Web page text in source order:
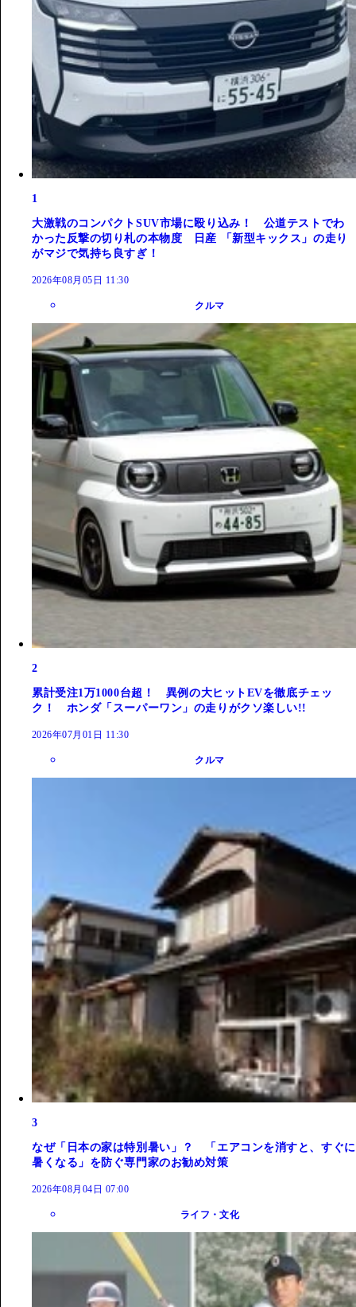
1
大激戦のコンパクトSUV市場に殴り込み！ 公道テストでわ
かった反撃の切り札の本物度 日産 「新型キックス」の走り
がマジで気持ち良すぎ！
2026年08月05日 11:30
クルマ
2
累計受注1万1000台超！ 異例の大ヒットEVを徹底チェッ
ク！ ホンダ「スーパーワン」の走りがクソ楽しい!!
2026年07月01日 11:30
クルマ
3
なぜ「日本の家は特別暑い」？ 「エアコンを消すと、すぐに
暑くなる」を防ぐ専門家のお勧め対策
2026年08月04日 07:00
ライフ・文化